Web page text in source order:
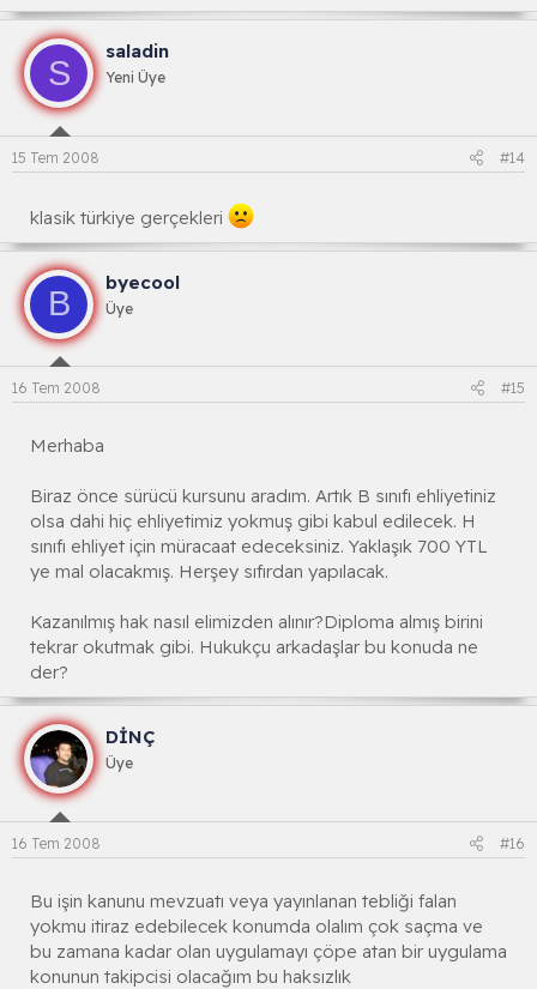
S
saladin
Yeni Üye
15 Tem 2008 #14
klasik türkiye gerçekleri
B
byecool
Üye
16 Tem 2008 #15
Merhaba
Biraz önce sürücü kursunu aradım. Artık B sınıfı ehliyetiniz
olsa dahi hiç ehliyetimiz yokmuş gibi kabul edilecek. H
sınıfı ehliyet için müracaat edeceksiniz. Yaklaşık 700 YTL
ye mal olacakmış. Herşey sıfırdan yapılacak.
Kazanılmış hak nasıl elimizden alınır?Diploma almış birini
tekrar okutmak gibi. Hukukçu arkadaşlar bu konuda ne
der?
DİNÇ
Üye
16 Tem 2008 #16
Bu işin kanunu mevzuatı veya yayınlanan tebliği falan
yokmu itiraz edebilecek konumda olalım çok saçma ve
bu zamana kadar olan uygulamayı çöpe atan bir uygulama
konunun takipcisi olacağım bu haksızlık